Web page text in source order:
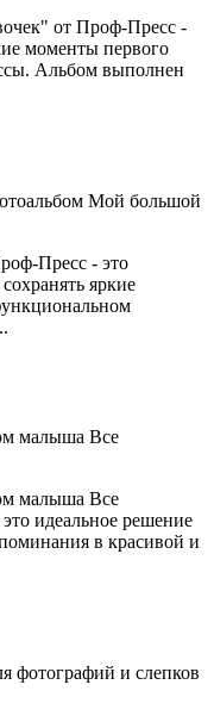
от Проф-Пресс -
моменты первого
Альбом выполнен
Мой большой
Пресс - это
яркие
малыша Все
малыша Все
идеальное решение
в красивой и
фотографий и слепков